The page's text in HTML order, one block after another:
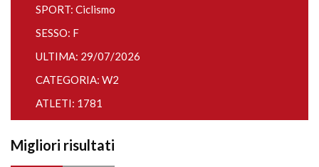
SPORT: Ciclismo
SESSO: F
ULTIMA: 29/07/2026
CATEGORIA: W2
ATLETI: 1781
Migliori risultati